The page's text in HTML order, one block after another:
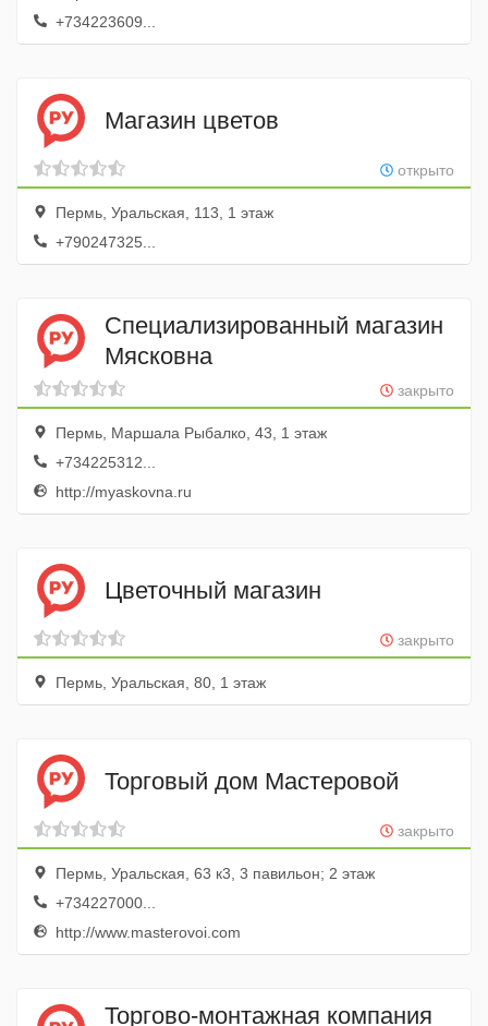
+734223609...
Магазин цветов
открыто
Пермь, Уральская, 113, 1 этаж
+790247325...
Специализированный магазин
Мясковна
закрыто
Пермь, Маршала Рыбалко, 43, 1 этаж
+734225312...
http://myaskovna.ru
Цветочный магазин
закрыто
Пермь, Уральская, 80, 1 этаж
Торговый дом Мастеровой
закрыто
Пермь, Уральская, 63 к3, 3 павильон; 2 этаж
+734227000...
http://www.masterovoi.com
Торгово-монтажная компания